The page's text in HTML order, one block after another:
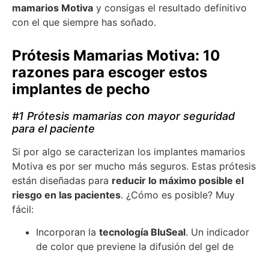
mamarios Motiva y consigas el resultado definitivo
con el que siempre has soñado.
Prótesis Mamarias Motiva: 10
razones para escoger estos
implantes de pecho
#1 Prótesis mamarias con mayor seguridad
para el paciente
Si por algo se caracterizan los implantes mamarios
Motiva es por ser mucho más seguros. Estas prótesis
están diseñadas para reducir lo máximo posible el
riesgo en las pacientes. ¿Cómo es posible? Muy
fácil:
Incorporan la tecnología BluSeal. Un indicador
de color que previene la difusión del gel de